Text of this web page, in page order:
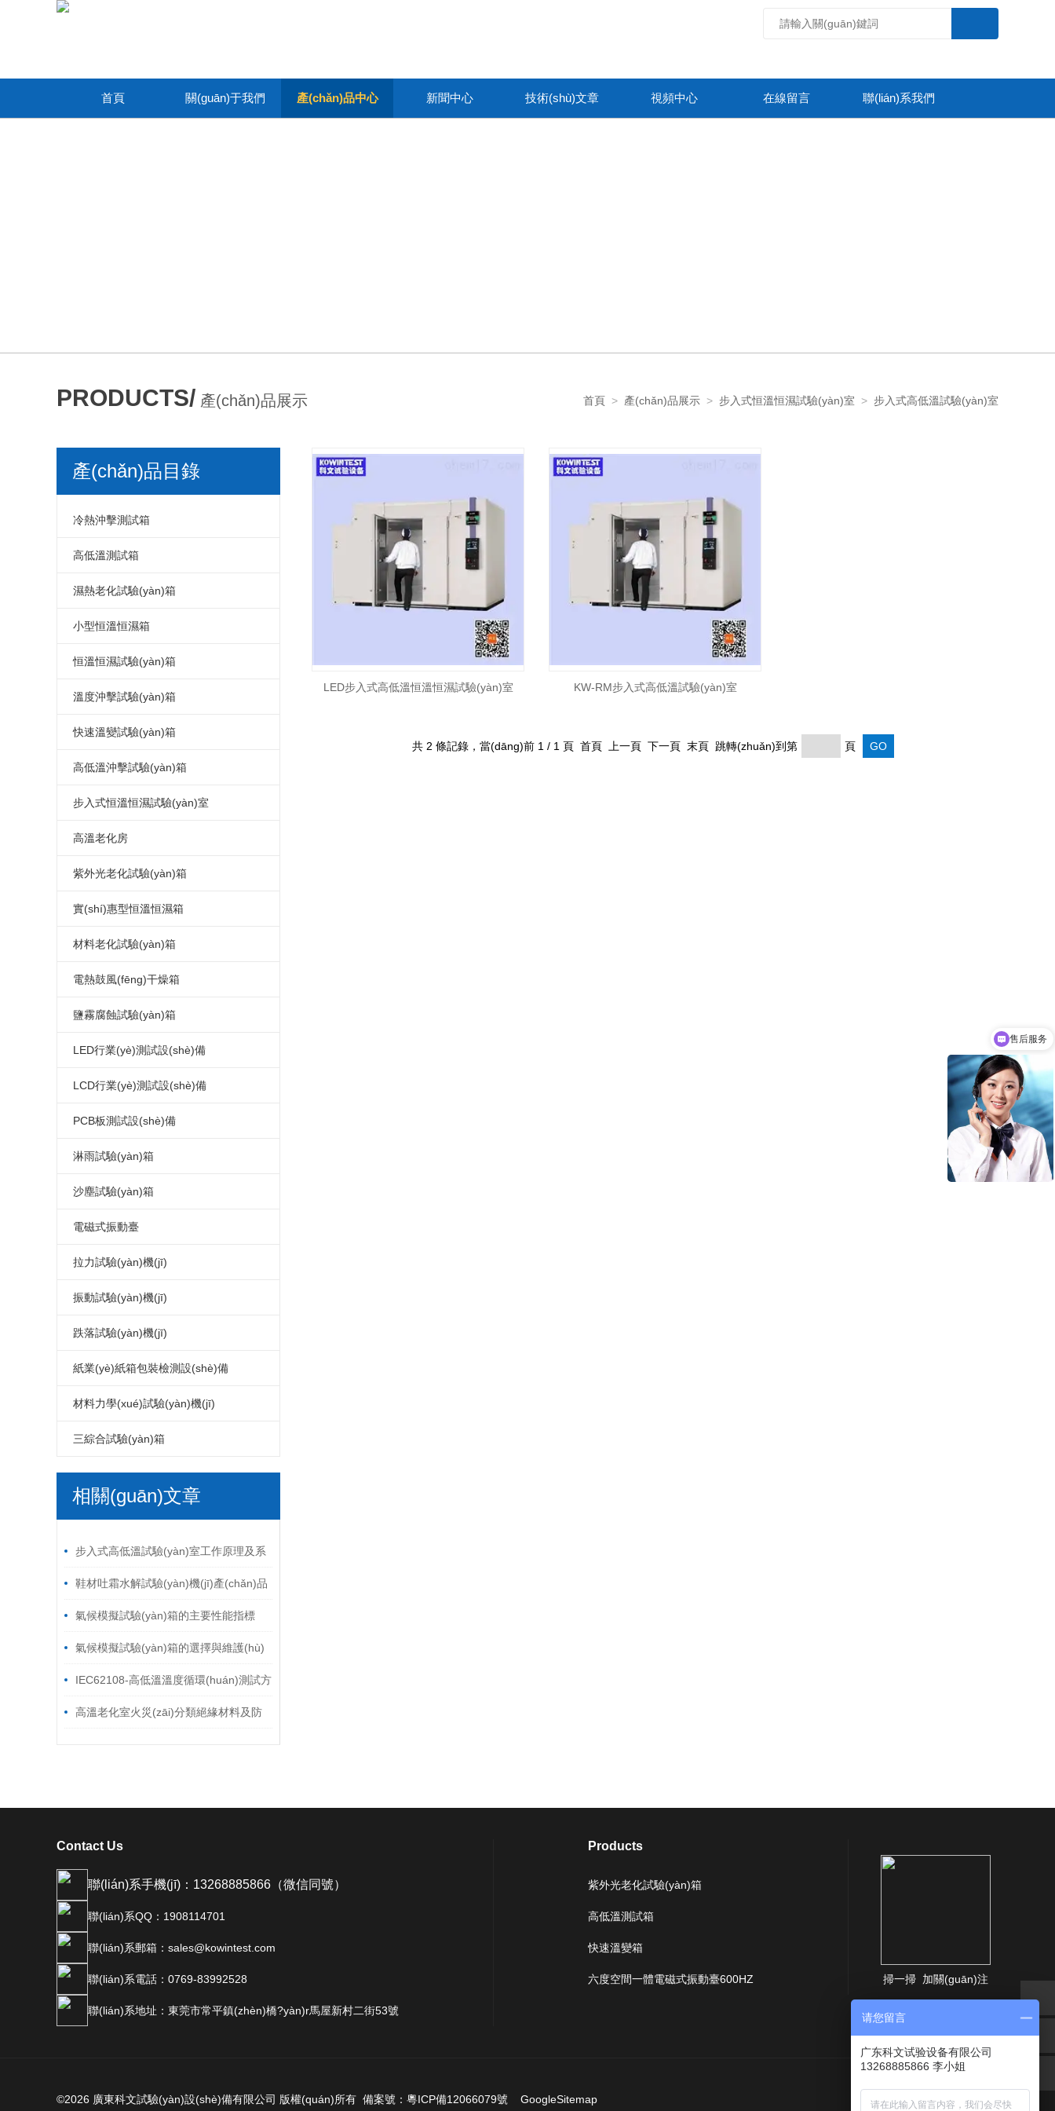
首頁 關(guān)于我們 產(chǎn)品中心 新聞中心 技術(shù)文章 視頻中心 在線留言 聯(lián)系我們
PRODUCTS/ 產(chǎn)品展示 首頁 > 產(chǎn)品展示 > 步入式恒溫恒濕試驗(yàn)室 > 步入式高低溫試驗(yàn)室
產(chǎn)品目錄
/ PRODUCT MENU
冷熱沖擊測試箱
冷熱沖擊箱
冷熱沖擊測試箱
冷熱沖擊試驗(yàn)箱
冷熱沖擊試驗(yàn)機(jī)
小型冷熱沖擊試驗(yàn)箱
三箱冷熱沖擊試驗(yàn)箱
兩箱冷熱沖擊試驗(yàn)箱
高低溫測試箱
高低溫測試箱
高低溫試驗(yàn)箱
高低溫測試儀器
高低溫試驗(yàn)機(jī)
可程式高低溫試驗(yàn)箱
高低溫交變試驗(yàn)箱
高低溫循環(huán)試驗(yàn)箱
高低溫恒溫試驗(yàn)箱
高低溫老化試驗(yàn)箱
高低溫箱
濕熱老化試驗(yàn)箱
濕熱老化試驗(yàn)箱
交變濕熱試驗(yàn)箱
濕熱老化測試箱
高低溫交變濕熱試驗(yàn)箱
高低溫濕熱老化試驗(yàn)箱
小型恒溫恒濕箱
小型溫濕度試驗(yàn)箱
小型恒溫恒濕試驗(yàn)箱
小型高低溫試驗(yàn)箱
立式恒溫恒濕試驗(yàn)箱
恒溫恒濕試驗(yàn)箱
恒溫恒濕箱
恒溫恒濕試驗(yàn)箱
恒溫恒濕測試箱
恒溫恒濕試驗(yàn)機(jī)
小型恒溫恒濕箱
溫濕度試驗(yàn)箱
可程式恒溫恒濕箱
低濕型恒溫恒濕箱
恒溫恒濕箱價(jià)格
恒溫恒濕箱廠家
溫度沖擊試驗(yàn)箱
溫度沖擊試驗(yàn)箱
溫度沖擊試驗(yàn)機(jī)
溫度沖擊測試箱
溫度沖擊測試機(jī)
快速溫變試驗(yàn)箱
溫度循環(huán)試驗(yàn)箱
快速溫變試驗(yàn)箱
應(yīng)力篩選試驗(yàn)箱
快速溫變試驗(yàn)箱
高低溫沖擊試驗(yàn)箱
高低溫沖擊試驗(yàn)箱
高低溫沖擊試驗(yàn)機(jī)
高低溫沖擊測試箱
高低溫沖擊測試機(jī)
步入式恒溫恒濕試驗(yàn)室
步入式恒溫恒濕試驗(yàn)室
恒溫恒濕實(shí)驗(yàn)室
步入式高低溫試驗(yàn)室
大型恒溫恒濕房
高溫老化房
高溫老化房
高溫老化室
步入式老化房
紫外光老化試驗(yàn)箱
紫外光老化試驗(yàn)箱
紫外線耐候試驗(yàn)箱
UV光老化試驗(yàn)箱
實(shí)惠型恒溫恒濕箱
小型恒溫恒濕箱
簡單恒溫恒濕箱
實(shí)惠型恒溫恒濕箱
簡易式恒溫恒濕箱
材料老化試驗(yàn)箱
UV紫外線老化測試儀
濕熱老化試驗(yàn)箱
高溫老化試驗(yàn)箱
氙弧燈老化試驗(yàn)箱
蒸汽老化試驗(yàn)箱
換氣老化試驗(yàn)箱
高溫老化箱
電熱鼓風(fēng)干燥箱
高溫烤箱
電熱鼓風(fēng)干燥箱
指針式電熱鼓風(fēng)干燥箱
真空干燥箱
電熱恒溫干燥箱
高溫馬弗爐
鹽霧腐蝕試驗(yàn)箱
標(biāo)準(zhǔn)型鹽水噴霧試驗
(yàn)箱
連續(xù)式鹽霧腐蝕試驗(yàn)箱
可程式鹽水噴霧試驗(yàn)機(jī)
LED行業(yè)測試設(shè)備
LED高低溫試驗(yàn)箱
LED高低溫濕熱試驗(yàn)箱
LED高低溫濕熱老化試驗(yàn)箱
LED恒溫恒濕試驗(yàn)箱
LED高低溫冷熱沖擊試驗(yàn)箱
LED高低溫沖擊試驗(yàn)箱
LED高溫老化箱
LED紫外光老化試驗(yàn)箱
LED步入式恒溫恒濕試驗(yàn)室
LED高溫老化房
LED跌落試驗(yàn)機(jī)
LCD行業(yè)測試設(shè)備
LCD高低溫試驗(yàn)箱
LCD高低溫濕熱試驗(yàn)箱
LCD濕熱老化試驗(yàn)箱
LCD恒溫恒濕試驗(yàn)箱
LCD冷熱沖擊試驗(yàn)箱
LCD高低溫沖擊試驗(yàn)箱
LCD高溫老化箱
LCD紫外光老化試驗(yàn)箱
LCD步入式恒溫恒濕試驗(yàn)室
LCD高溫老化房
LCD包裝運(yùn)輸振動臺
PCB板測試設(shè)備
PCB高低溫測試箱
PCB電路板濕熱老化試驗(yàn)箱
PCB板恒溫恒濕試驗(yàn)箱
PCB板冷熱沖擊試驗(yàn)箱
電路板高低溫沖擊試驗(yàn)箱
PCB電路板高溫老化箱
電路板紫外光老化試驗(yàn)箱
PCB板步入式恒溫恒濕試驗(yàn)室
PCB電路板高溫老化房
PCB電路板鼓風(fēng)干燥箱
淋雨試驗(yàn)箱
淋雨試驗(yàn)箱
沙塵試驗(yàn)箱
沙塵試驗(yàn)箱
電磁式振動臺
電磁振動臺
電磁吸合式振動臺
垂直水平振動試驗(yàn)機(jī)
電腦式電磁振動臺
四度空間一體振動臺
六度空間一體振動臺
拉力試驗(yàn)機(jī)
桌上型拉力試驗(yàn)機(jī)
微電腦拉力試驗(yàn)機(jī)
電腦式拉力試驗(yàn)機(jī)
伺服控制拉力試驗(yàn)機(jī)
高低溫拉力試驗(yàn)機(jī)
振動試驗(yàn)機(jī)
模擬運(yùn)輸振動試驗(yàn)臺
機(jī)械振動試驗(yàn)機(jī)
電磁式掃頻振動臺
跌落試驗(yàn)機(jī)
單臂跌落試驗(yàn)機(jī)
雙臂跌落試驗(yàn)機(jī)
自由跌落試驗(yàn)機(jī)
紙業(yè)紙箱包裝檢測設(shè)備
紙箱抗壓試驗(yàn)機(jī)
破裂強(qiáng)度試驗(yàn)機(jī)
環(huán)壓強(qiáng)度試驗(yàn)機
(jī)
跌落試驗(yàn)機(jī)
油墨脫色試驗(yàn)機(jī)
材料力學(xué)試驗(yàn)機(jī)
鞋材檢測試驗(yàn)機(jī)
線材彎折試驗(yàn)機(jī)
插拔力試驗(yàn)機(jī)
按鍵壽命試驗(yàn)機(jī)
三綜合試驗(yàn)箱
溫濕度振動三綜合試驗(yàn)箱
相關(guān)文章
步入式高低溫試驗(yàn)室工作原理及系
統(tǒng)結(jié)構(gòu)
鞋材吐霜水解試驗(yàn)機(jī)產(chǎn)品
特點(diǎn)及說明
氣候模擬試驗(yàn)箱的主要性能指標
(biāo)及應(yīng)用范圍
氣候模擬試驗(yàn)箱的選擇與維護(hù)
要點(diǎn)
IEC62108-高低溫溫度循環(huán)測試方
法介紹
高溫老化室火災(zāi)分類絕緣材料及防
LED步入式高低溫恒溫恒濕試驗(yàn)室 KW-RM步入式高低溫試驗(yàn)室
共 2 條記錄，當(dāng)前 1 / 1 頁 首頁 上一頁 下一頁 末頁 跳轉(zhuǎn)到第 頁
Contact Us
聯(lián)系手機(jī)：13268885866（微信同號）
聯(lián)系QQ：1908114701
聯(lián)系郵箱：sales@kowintest.com
聯(lián)系電話：0769-83992528
聯(lián)系地址：東莞市常平鎮(zhèn)橋?yàn)r馬屋新村二街53號
Products
紫外光老化試驗(yàn)箱
高低溫測試箱
快速溫變箱
六度空間一體電磁式振動臺600HZ 掃一掃 加關(guān)注
©2026 廣東科文試驗(yàn)設(shè)備有限公司 版權(quán)所有 備案號： 粵ICP備12066079號 GoogleSitemap
获取报价
售后服务
请您留言
广东科文试验设备有限公司
13268885866 李小姐